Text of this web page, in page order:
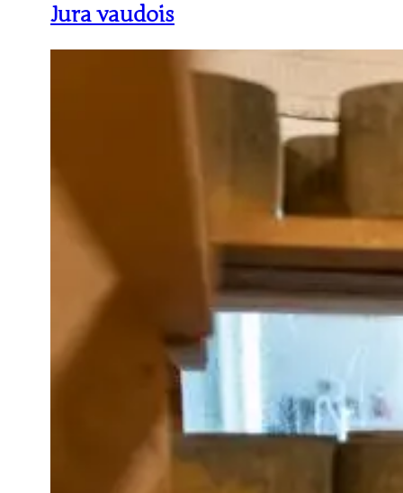
Jura vaudois